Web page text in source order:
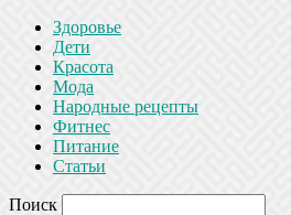
Здоровье
Дети
Красота
Мода
Народные рецепты
Фитнес
Питание
Статьи
Поиск